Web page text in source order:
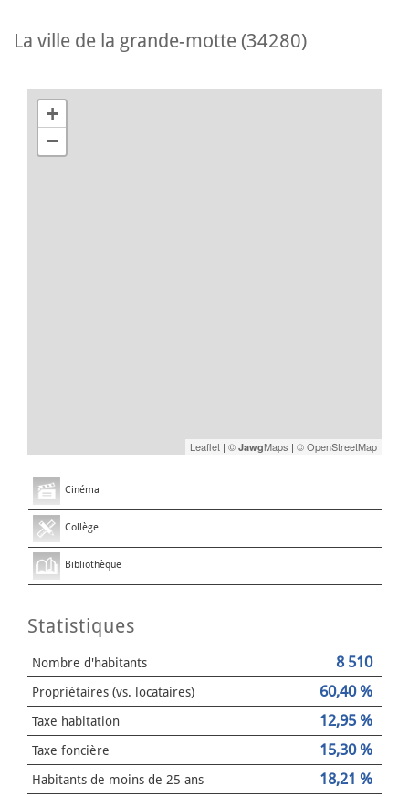
la ville de la grande-motte (34280)
+
−
Leaflet | © JawgMaps | © OpenStreetMap
Cinéma
Collège
Bibliothèque
Statistiques
Nombre d'habitants 8 510
Propriétaires (vs. locataires) 60,40 %
Taxe habitation 12,95 %
Taxe foncière 15,30 %
Habitants de moins de 25 ans 18,21 %